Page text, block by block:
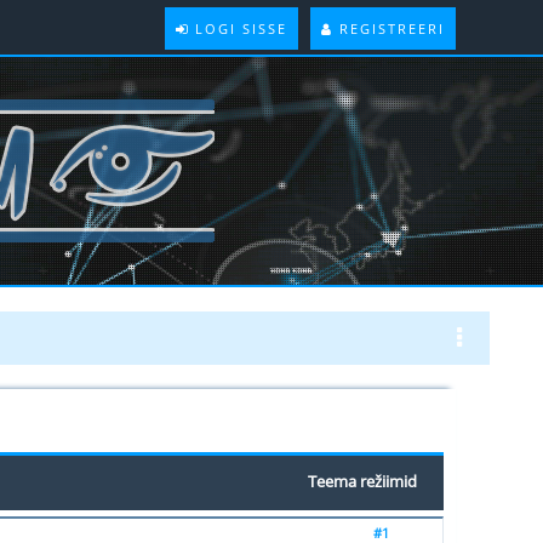
LOGI SISSE REGISTREERI
Teema režiimid
#1